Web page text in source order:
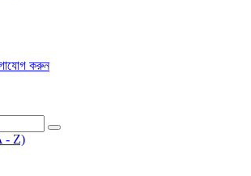
করুন
- Z)